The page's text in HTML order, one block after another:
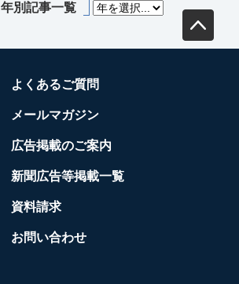
年別記事一覧
よくあるご質問
メールマガジン
広告掲載のご案内
新聞広告等掲載一覧
資料請求
お問い合わせ